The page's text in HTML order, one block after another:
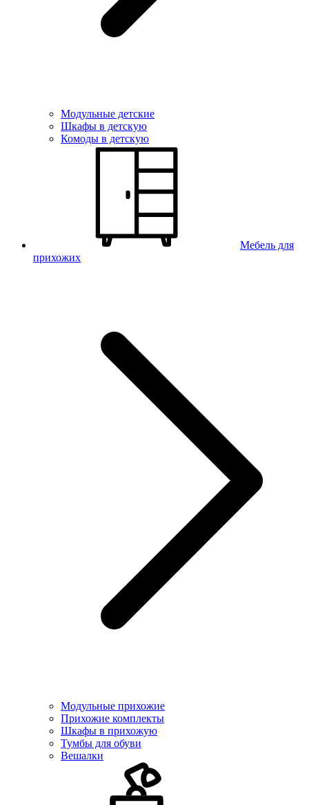
Модульные детские
Шкафы в детскую
Комоды в детскую
Мебель для
прихожих
Модульные прихожие
Прихожие комплекты
Шкафы в прихожую
Тумбы для обуви
Вешалки